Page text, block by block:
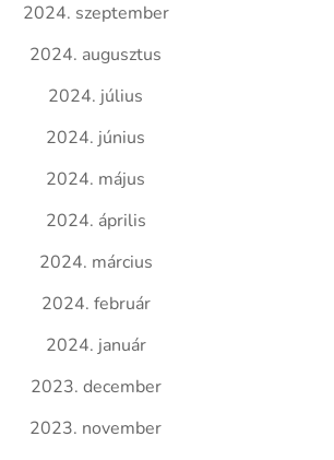
2024. szeptember
2024. augusztus
2024. július
2024. június
2024. május
2024. április
2024. március
2024. február
2024. január
2023. december
2023. november